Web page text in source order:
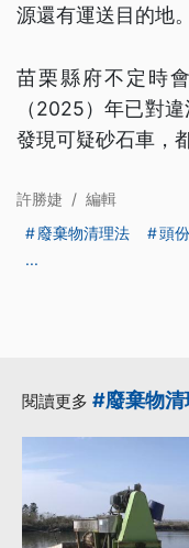
源還有運送目的地。
苗栗縣府不定時
（2025）年已對
發現可疑砂石車，
許勝婕 / 編輯
廢棄物清理法
頭份
...
閱讀更多 #廢棄物清